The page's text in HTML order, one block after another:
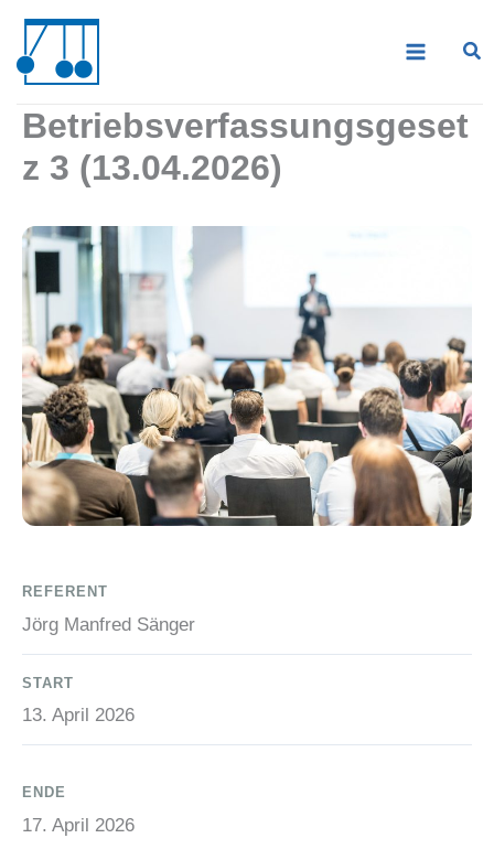
Zum
Inhalt
springen
Betriebsverfassungsgeset
z 3 (13.04.2026)
REFERENT
Jörg Manfred Sänger
START
13. April 2026
ENDE
17. April 2026